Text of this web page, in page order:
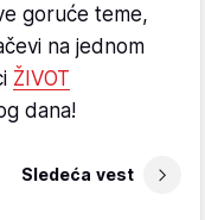
goruće teme,
na jednom
ŽIVOT
dana!
Sledeća vest